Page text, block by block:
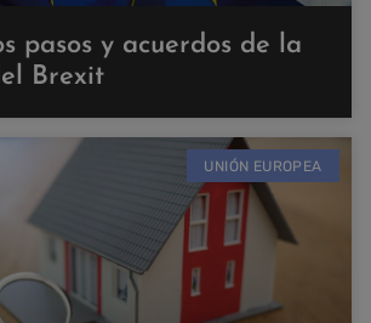
pasos y acuerdos de la
Brexit
UNIÓN EUROPEA